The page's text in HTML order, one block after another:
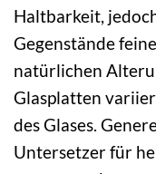
Haltbarkeit,
Gegenstände
natürlichen
Glasplatten
des Glases.
Untersetzer für